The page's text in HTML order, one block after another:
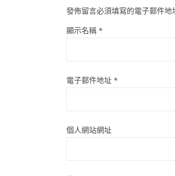
發佈留言必須填寫的電子郵件地
顯示名稱 *
電子郵件地址 *
個人網站網址